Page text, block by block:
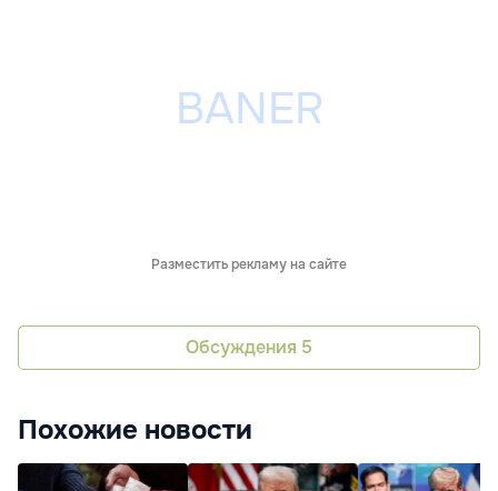
Разместить рекламу на сайте
Обсуждения 5
Похожие новости